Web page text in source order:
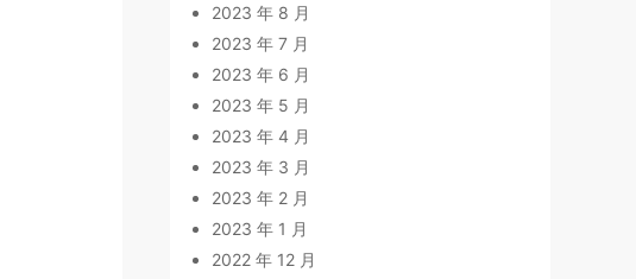
2023 年 8 月
2023 年 7 月
2023 年 6 月
2023 年 5 月
2023 年 4 月
2023 年 3 月
2023 年 2 月
2023 年 1 月
2022 年 12 月